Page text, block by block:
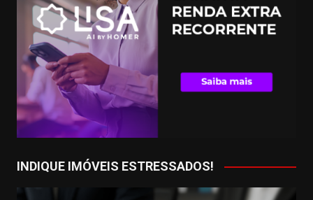
INDIQUE IMÓVEIS ESTRESSADOS!